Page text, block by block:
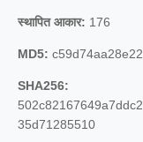
स्थापित आकार: 176
MD5:
SHA256:
35d71285510